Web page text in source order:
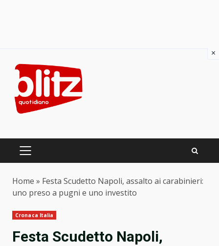
content
PRIMARY
Home » Festa Scudetto Napoli, assalto ai carabinieri:
uno preso a pugni e uno investito
Cronaca Italia
Festa Scudetto Napoli,
×